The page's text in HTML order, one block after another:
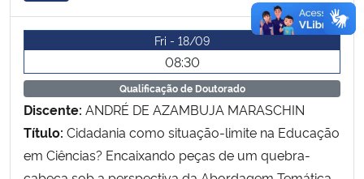
Fri - 18/09
08:30
Qualificação de Doutorado
Discente: ANDRÉ DE AZAMBUJA MARASCHIN
Título: Cidadania como situação-limite na Educação
em Ciências? Encaixando peças de um quebra-